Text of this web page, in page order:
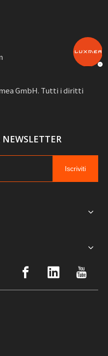
GmbH. Tutti i diritti
Iscriviti